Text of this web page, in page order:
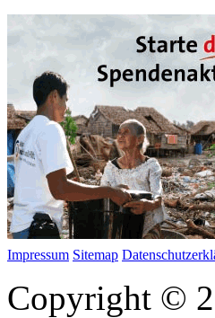
Impressum Sitemap
Copyright ©